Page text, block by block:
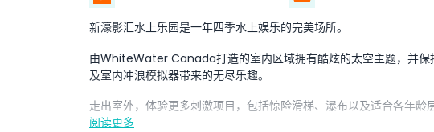
新濠影汇水上乐园是一年四季水上娱乐的完美场所。
由WhiteWater Canada打造的室内区域拥有酷炫的太空主题，并
及室内冲浪模拟器带来的无尽乐趣。
走出室外，体验更多刺激项目，包括惊险滑梯、瀑布以及适合各年龄
阅读更多